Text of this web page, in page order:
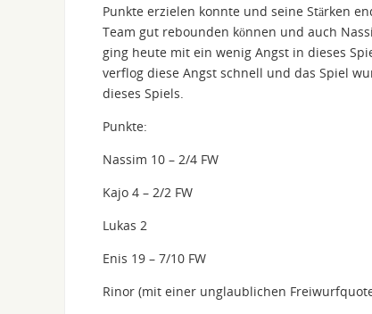
Punkte erzielen konnte und seine Stärken
Team gut rebounden können und auch
ging heute mit ein wenig Angst in dieses
verflog diese Angst schnell und das Spiel
dieses Spiels.
Punkte:
Nassim 10 – 2/4 FW
Kajo 4 – 2/2 FW
Lukas 2
Enis 19 – 7/10 FW
Rinor (mit einer unglaublichen